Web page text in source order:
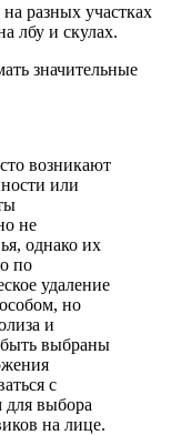
разных участках
лбу и скулах.
значительные
возникают
или
не
однако их
по
удаление
но
и
быть выбраны
с
выбора
на лице.